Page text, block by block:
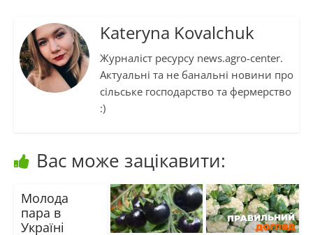
Kateryna Kovalchuk
Журналіст ресурсу news.agro-center.
Актуальні та не банальні новини про
сільське господарство та фермерство
:)
Вас може зацікавити:
Молода
пара в
Україні